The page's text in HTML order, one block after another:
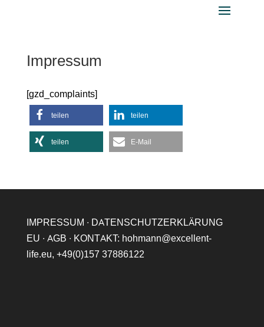
Impressum
[gzd_complaints]
teilen teilen
teilen E-Mail
IMPRESSUM ∙ DATENSCHUTZERKLÄRUNG
EU ∙ AGB ∙ KONTAKT: hohmann@excellent-
life.eu, +49(0)157 37886122